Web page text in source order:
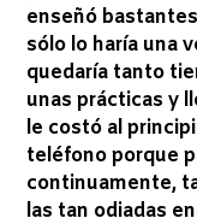
enseñó
sólo lo haría una
quedaría tanto
unas prácticas y
le costó al
teléfono porque
continuamente,
las tan odiadas